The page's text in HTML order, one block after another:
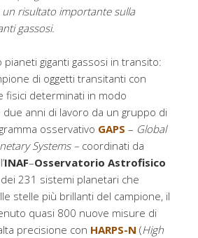
un risultato importante sulla
gassosi.
giganti gassosi in transito:
di oggetti transitanti con
fisici determinati in modo
anni di lavoro da un gruppo di
osservativo GAPS – Global
Systems – coordinati da
INAF–Osservatorio Astrofisico
231 sistemi planetari che
stelle più brillanti del campione, il
quasi 800 nuove misure di
precisione con HARPS-N (High